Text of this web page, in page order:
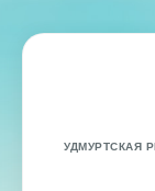
УДМУРТСКАЯ